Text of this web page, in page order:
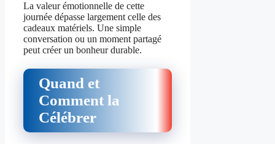
La valeur émotionnelle de cette
journée dépasse largement celle des
cadeaux matériels. Une simple
conversation ou un moment partagé
peut créer un bonheur durable.
Quand et
Comment la
Célébrer